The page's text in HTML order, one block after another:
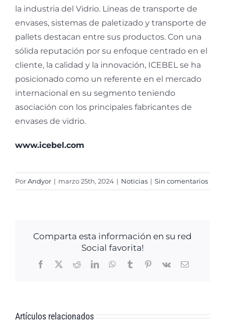
la industria del Vidrio. Líneas de transporte de
envases, sistemas de paletizado y transporte de
pallets destacan entre sus productos. Con una
sólida reputación por su enfoque centrado en el
cliente, la calidad y la innovación, ICEBEL se ha
posicionado como un referente en el mercado
internacional en su segmento teniendo
asociación con los principales fabricantes de
envases de vidrio.
www.icebel.com
PorAndyor | marzo 25th, 2024 | Noticias | Sin comentarios
Comparta esta información en su red
Social favorita!
Facebook
X RedditLinkedInWhatsApp
TumblrPinterest
Vk
Correo
Artículos relacionados